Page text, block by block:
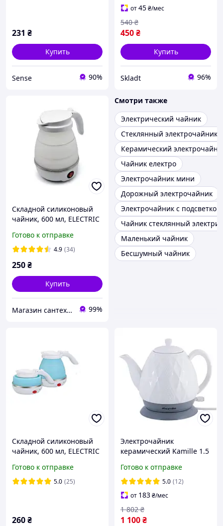
231 ₴
Купить
Sense 90%
от45₴/мес
450₴
540 ₴
Купить
Skladt 96%
Складной силиконовый
чайник, 600 мл, ELECTRIC
электрочайник
Готово к отправке
4.9 (34)
250₴
Купить
Магазин сантехники Eurotherm 99%
Смотри также
Электрический чайник
Стеклянный электрочайник
Керамический
Чайник електро
Электрочайник мини
Дорожный электрочайник
Электрочайник с подсветкой
Чайник стеклянный
Маленький чайник
Бесшумный чайник
Складной силиконовый
чайник, 600 мл, ELECTRIC
электрочайник
Готово к отправке
5.0 (25)
260₴
Электрочайник
керамический Kamille 1.5
Готово к отправке
5.0 (12)
от 183₴/мес
1 100₴
1 802 ₴